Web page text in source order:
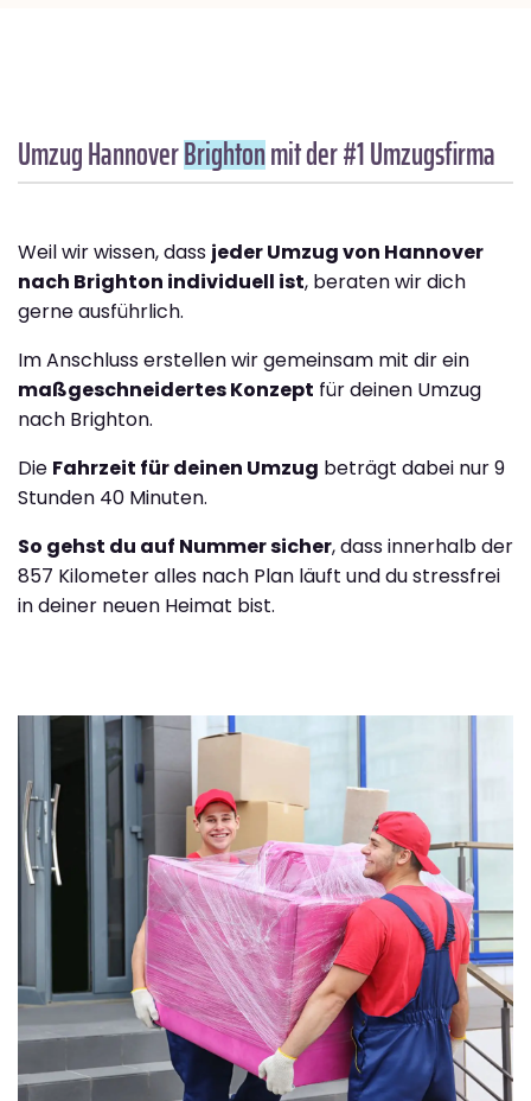
Umzug HannoverBrightonmit der #1 Umzugsfirma
Weil wir wissen, dass jeder Umzug von Hannover
nach Brighton individuell ist, beraten wir dich
gerne ausführlich.
Im Anschluss erstellen wir gemeinsam mit dir ein
maßgeschneidertes Konzept für deinen Umzug
nach Brighton.
Die Fahrzeit für deinen Umzug beträgt dabei nur 9
Stunden 40 Minuten.
So gehst du auf Nummer sicher, dass innerhalb der
857 Kilometer alles nach Plan läuft und du stressfrei
in deiner neuen Heimat bist.